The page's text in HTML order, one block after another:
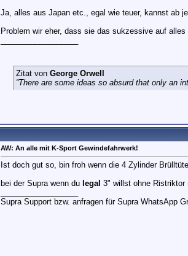
Ja, alles aus Japan etc., egal wie teuer, kannst ab
Problem wir eher, dass sie das sukzessive auf
Zitat von George Orwell
“There are some ideas so absurd that only an
AW: An alle mit K-Sport Gewindefahrwerk!
Ist doch gut so, bin froh wenn die 4 Zylinder
bei der Supra wenn du legal 3" willst ohne Ristriktor
Supra Support bzw. anfragen für Supra WhatsApp